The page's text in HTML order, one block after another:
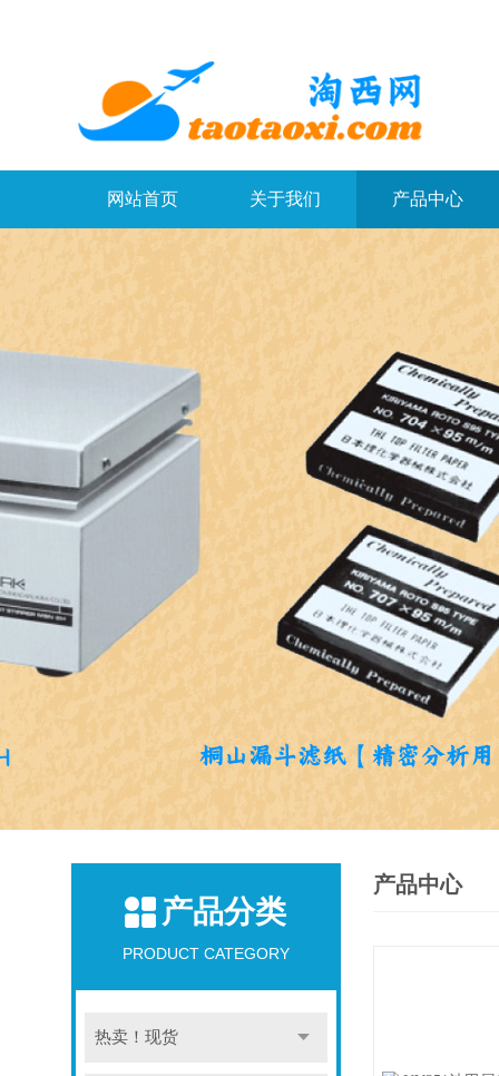
网站首页 关于我们 产品中心
产品分类
PRODUCT CATEGORY
热卖！现货
产品中心